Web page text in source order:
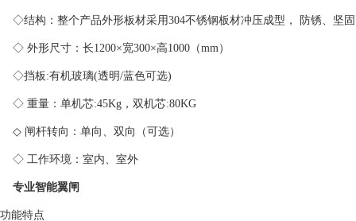
◇结构：整个产品外形板材采用304不锈钢板材冲压成型， 防锈、坚
◇ 外形尺寸：长1200×宽300×高1000（mm）
◇挡板:有机玻璃(透明/蓝色可选)
◇ 重量：单机芯:45Kg，双机芯:80KG
◇ 闸杆转向：单向、双向（可选）
◇ 工作环境：室内、室外
专业智能翼闸
功能特点